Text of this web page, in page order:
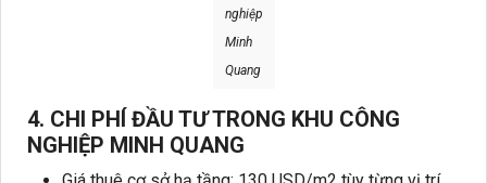
nghiệp
Minh
Quang
4. CHI PHÍ ĐẦU TƯ TRONG KHU CÔNG
NGHIỆP MINH QUANG